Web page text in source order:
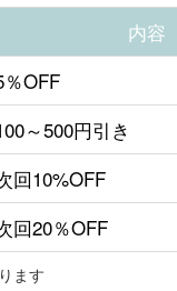
内容
OFF
～500円引き
回10%OFF
回20％OFF
ます